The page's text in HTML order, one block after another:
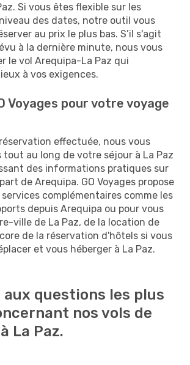
Si vous êtes flexible sur les
des dates, notre outil vous
au prix le plus bas. S’il s'agit
à la dernière minute, nous vous
le vol Arequipa-La Paz qui
à vos exigences.
Voyages pour votre voyage
effectuée, nous vous
tout au long de votre séjour à La Paz
des informations pratiques sur
de Arequipa. GO Voyages propose
complémentaires comme les
depuis Arequipa ou pour vous
ville de La Paz, de la location de
de la réservation d'hôtels si vous
et vous héberger à La Paz.
aux questions les plus
nos vols de
La Paz.